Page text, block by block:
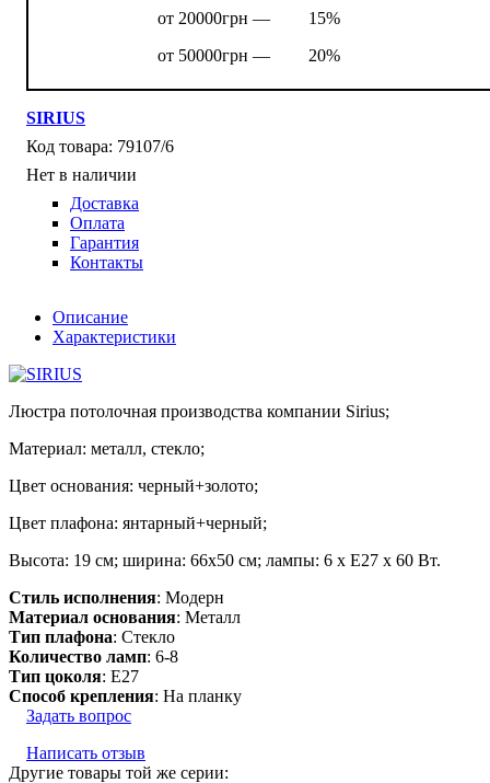
от 20000грн —
15%
от 50000грн —
20%
SIRIUS
79107/6
Нет в наличии
Доставка
Оплата
Гарантия
Контакты
Описание
Характеристики
Люстра потолочная производства компании Sirius;
Материал: металл, стекло;
Цвет основания: черный+золото;
Цвет плафона: янтарный+черный;
Высота: 19 см; ширина: 66х50 см; лампы: 6 х Е27 х 60 Вт.
Стиль исполнения: Модерн
Материал основания: Металл
Тип плафона: Стекло
Количество ламп: 6-8
Тип цоколя: E27
Способ крепления: На планку
Задать вопрос
Написать отзыв
Другие товары той же серии: